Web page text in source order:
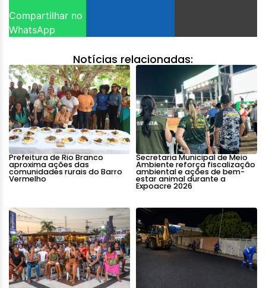
Compartilhar no
WhatsApp
Notícias relacionadas:
Prefeitura de Rio Branco
aproxima ações das
comunidades rurais do Barro
Vermelho
Secretaria Municipal de Meio
Ambiente reforça fiscalização
ambiental e ações de bem-
estar animal durante a
Expoacre 2026